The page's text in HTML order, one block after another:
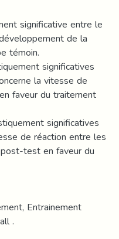
significative entre le
de la
témoin.
significatives
la vitesse de
faveur du traitement
significatives
de réaction entre les
test en faveur du
Entrainement
.